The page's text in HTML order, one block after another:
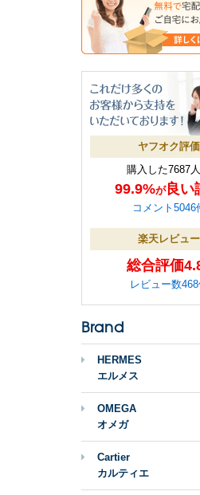
ヤフオク評価
購入した7687
99.9%が良い
コメント5046
楽天レビュー
総合評価
レビュー数468
Brand
HERMES
エルメス
OMEGA
オメガ
Cartier
カルティエ